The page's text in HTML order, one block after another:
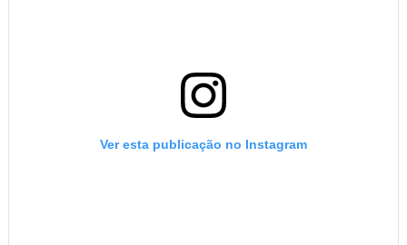
Ver esta publicação no Instagram